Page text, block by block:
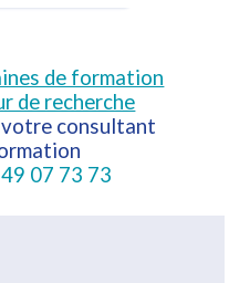
de formation
de recherche
votre consultant
07 73 73